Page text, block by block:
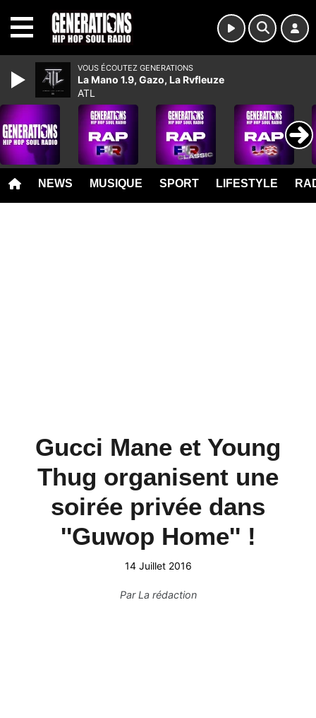
NEWS MUSIQUE SPORT LIFESTYLE
Gucci Mane et Young
Thug organisent une
soirée privée dans
''Guwop Home'' !
14 Juillet 2016
ParLa rédaction
VOUS ÉCOUTEZ GENERATIONS
La Mano 1.9, Gazo, La Rvfleuze
ATL